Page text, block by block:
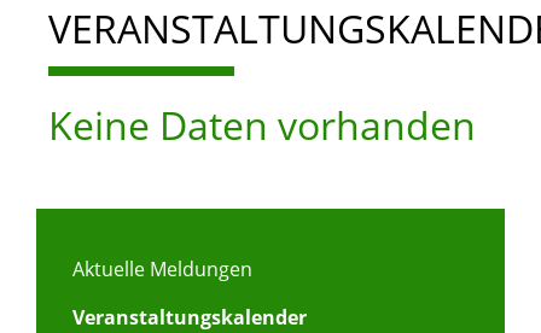
Keine Daten vorhanden
Aktuelle Meldungen
Veranstaltungskalender